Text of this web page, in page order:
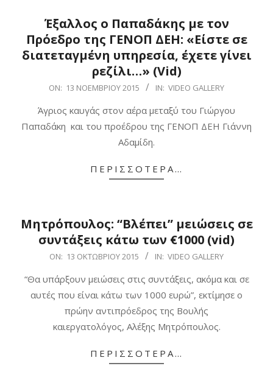
Έξαλλος ο Παπαδάκης με τον
Πρόεδρο της ΓΕΝΟΠ ΔΕΗ: «Είστε σε
διατεταγμένη υπηρεσία, έχετε γίνει
ρεζίλι…» (Vid)
ON: 13 ΝΟΕΜΒΡΊΟΥ 2015 IN: VIDEO GALLERY
Άγριος καυγάς στον αέρα μεταξύ του Γιώργου
Παπαδάκη και του προέδρου της ΓΕΝΟΠ ΔΕΗ Γιάννη
Αδαμίδη.
ΠΕΡΙΣΣΌΤΕΡΑ…
Μητρόπουλος: “Βλέπει” μειώσεις σε
συντάξεις κάτω των €1000 (vid)
ON: 13 ΟΚΤΩΒΡΊΟΥ 2015 IN: VIDEO GALLERY
“Θα υπάρξουν μειώσεις στις συντάξεις, ακόμα και σε
αυτές που είναι κάτω των 1000 ευρώ”, εκτίμησε ο
πρώην αντιπρόεδρος της Βουλής
καιεργατολόγος, Αλέξης Μητρόπουλος.
ΠΕΡΙΣΣΌΤΕΡΑ…